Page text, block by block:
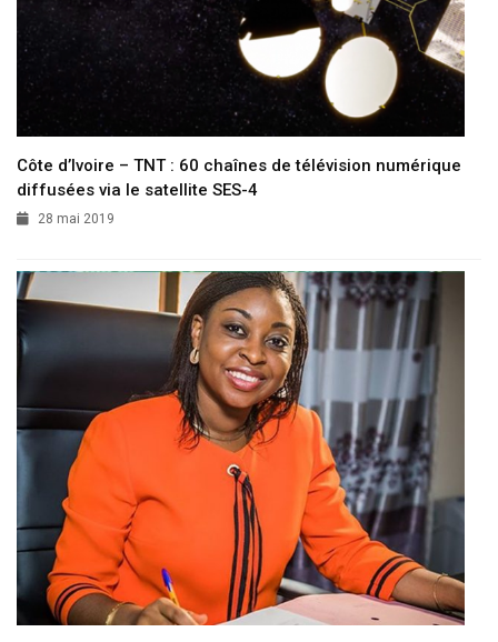
Côte d’Ivoire – TNT : 60 chaînes de télévision numérique
diffusées via le satellite SES-4
28 mai 2019